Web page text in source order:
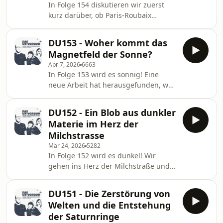
etwas über Apollo 13 und wir klären,
wo man im Weltall am besten
Skispringen kann. Wenn ihr uns
unterstützen wollt, kön
In Folge 154 diskutieren wir zuerst
kurz darüber, ob Paris-Roubaix
Intelligenz. Die wird auch in der
Wissenschaft immer öfter eingesetzt,
durchaus auch erfolgreich. Aber: Ist
das gut oder sollten wir das lieber
lassen? Und Evi hat sich einen
trashigen Film aus den 1980er Jahren
angeschaut, in der ein Roboter Amok
läuft. Wenn ihr un
DU153 - Woher kommt das
Magnetfeld der Sonne?
Apr 7, 20266663
In Folge 153 wird es sonnig! Eine
neue Arbeit hat herausgefunden, wo
Mission, einen betrunkenen Kometen
und wir reden natürlich ausführlich
über “Der Astronaut”. Wenn ihr uns
unterstützen wollt, könnt ihr das hier
tun:
https://www.paypal.com/paypalme/
Oder hier:
https://steadyhq.com/de/dasuniversum
Oder hier: https
DU152 - Ein Blob aus dunkler
Materie im Herz der
Milchstrasse
Mär 24, 2026 5282
In Folge 152 wird es dunkel! Wir
gehen ins Herz der Milchstraße und
Haufen aus dunkler Materie. Und Evi
erzählt von einem aktuellen Science-
Fiction-Film, der fernen
DU151 - Die Zerstörung von
Welten und die Entstehung
der Saturnringe